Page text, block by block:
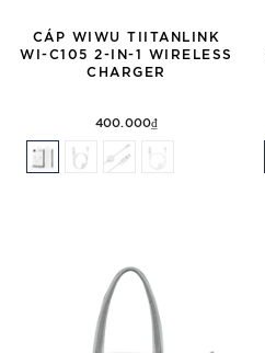
CÁP WIWU TIITANLINK
WI-C105 2-IN-1 WIRELESS
CHARGER
400.000₫